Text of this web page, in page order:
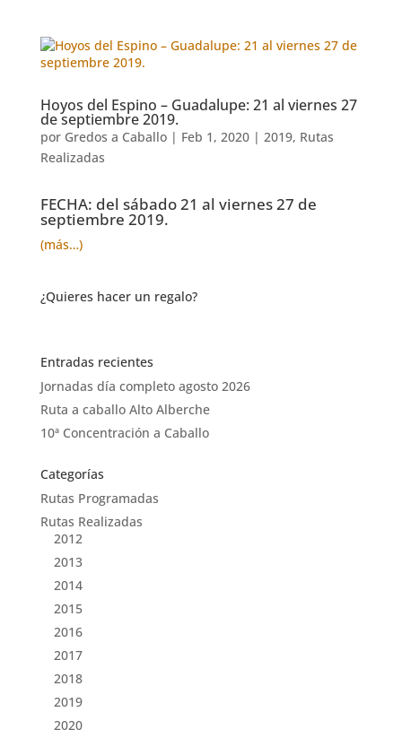
Hoyos del Espino – Guadalupe: 21 al viernes 27
de septiembre 2019.
por Gredos a Caballo| Feb 1, 2020| 2019, Rutas
Realizadas
FECHA: del sábado 21 al viernes 27 de
septiembre 2019.
(más…)
¿Quieres hacer un regalo?
Entradas recientes
Jornadas día completo agosto 2026
Ruta a caballo Alto Alberche
10ª Concentración a Caballo
Categorías
Rutas Programadas
Rutas Realizadas
2012
2013
2014
2015
2016
2017
2018
2019
2020